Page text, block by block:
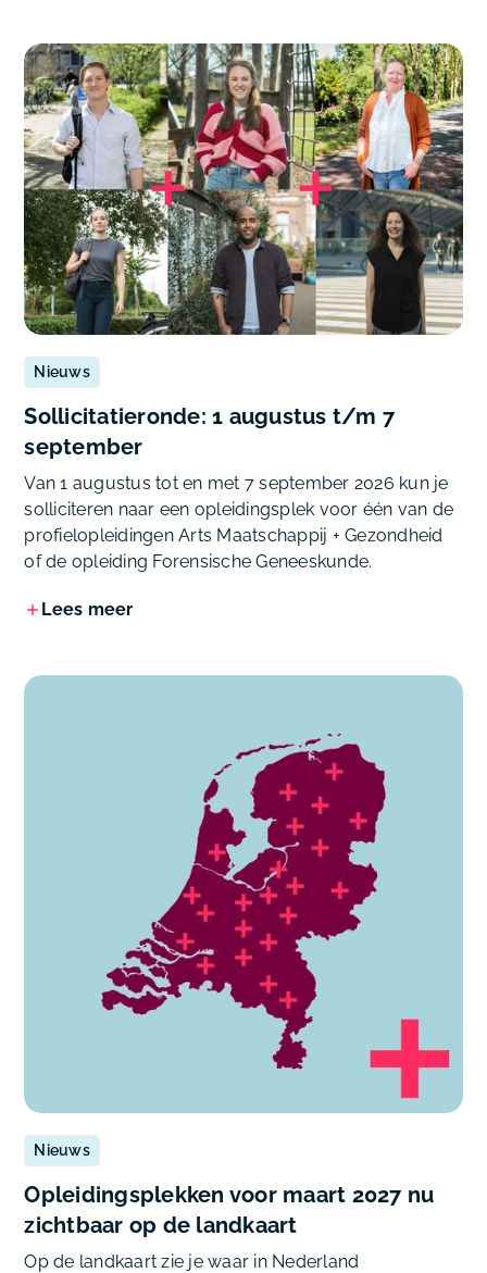
Nieuws
Sollicitatieronde: 1 augustus t/m 7
september
Van 1 augustus tot en met 7 september 2026 kun je
solliciteren naar een opleidingsplek voor één van de
profielopleidingen Arts Maatschappij + Gezondheid
of de opleiding Forensische Geneeskunde.
Lees meer
Nieuws
Opleidingsplekken voor maart 2027 nu
zichtbaar op de landkaart
Op de landkaart zie je waar in Nederland